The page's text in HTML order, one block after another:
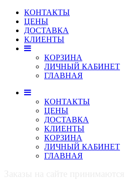
КОНТАКТЫ
ЦЕНЫ
ДОСТАВКА
КЛИЕНТЫ
КОРЗИНА
ЛИЧНЫЙ КАБИНЕТ
ГЛАВНАЯ
КОНТАКТЫ
ЦЕНЫ
ДОСТАВКА
КЛИЕНТЫ
КОРЗИНА
ЛИЧНЫЙ КАБИНЕТ
ГЛАВНАЯ